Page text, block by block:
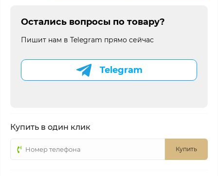
Остались вопросы по товару?
Пишит нам в Telegram прямо сейчас
Telegram
Купить в один клик
Купить